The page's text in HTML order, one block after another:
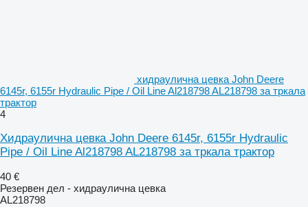
хидраулична цевка John Deere
6145r, 6155r Hydraulic Pipe / Oil Line Al218798 AL218798 за тркала
трактор
4
Хидраулична цевка John Deere 6145r, 6155r Hydraulic
Pipe / Oil Line Al218798 AL218798 за тркала трактор
40 €
Резервен дел - хидраулична цевка
AL218798